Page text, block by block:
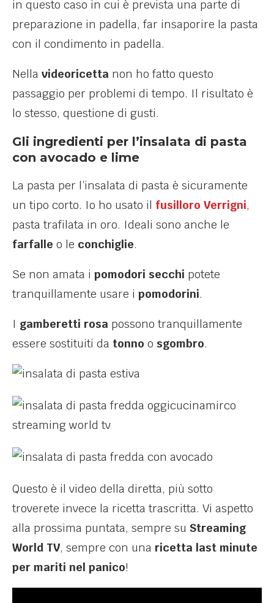
in questo caso in cui è prevista una parte di
preparazione in padella, far insaporire la pasta
con il condimento in padella.
Nella videoricetta non ho fatto questo
passaggio per problemi di tempo. Il risultato è
lo stesso, questione di gusti.
Gli ingredienti per l’insalata di pasta
con avocado e lime
La pasta per l’insalata di pasta è sicuramente
un tipo corto. Io ho usato il fusilloro Verrigni,
pasta trafilata in oro. Ideali sono anche le
farfalle o le conchiglie.
Se non amata i pomodori secchi potete
tranquillamente usare i pomodorini.
I gamberetti rosa possono tranquillamente
essere sostituiti da tonno o sgombro.
Questo è il video della diretta, più sotto
troverete invece la ricetta trascritta. Vi aspetto
alla prossima puntata, sempre su Streaming
World TV, sempre con una ricetta last minute
per mariti nel panico!